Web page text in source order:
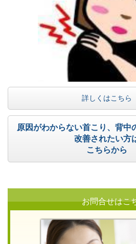
詳しくはこちら
原因がわからない首こり、背中
改善されたい方
こちらから
お問合せはこ